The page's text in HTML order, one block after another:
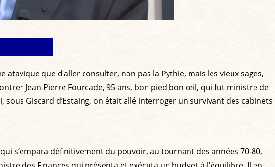
que d’aller consulter, non pas la Pythie, mais les vieux sages,
Jean-Pierre Fourcade, 95 ans, bon pied bon œil, qui fut ministre de
sous Giscard d’Estaing, on était allé interroger un survivant des cabinets
s’empara définitivement du pouvoir, au tournant des années 70-80,